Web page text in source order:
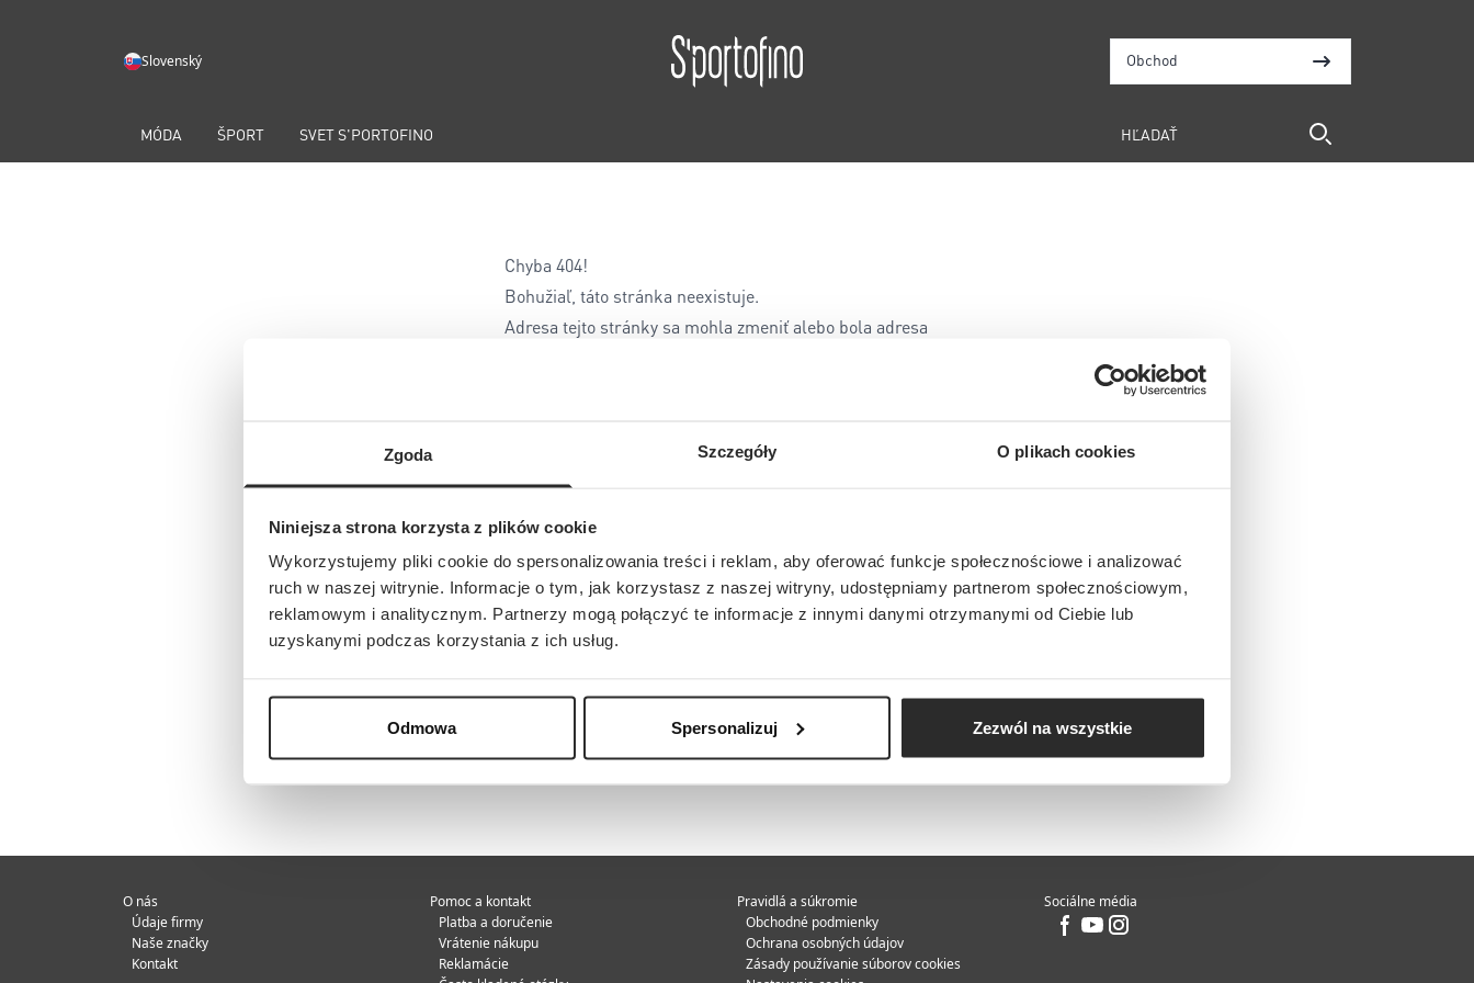
Zgoda Szczegóły O plikach cookies
Niniejsza strona korzysta z plików cookie
Wykorzystujemy pliki cookie do spersonalizowania treści i reklam, aby oferować funkcje społecznościowe i analizować
ruch w naszej witrynie. Informacje o tym, jak korzystasz z naszej witryny, udostępniamy partnerom społecznościowym,
reklamowym i analitycznym. Partnerzy mogą połączyć te informacje z innymi danymi otrzymanymi od Ciebie lub
uzyskanymi podczas korzystania z ich usług.
Odmowa Spersonalizuj Zezwól na wszystkie
Slovenský Obchod
MÓDA ŠPORT SVET S'PORTOFINO
Chyba 404!
Bohužiaľ, táto stránka neexistuje.
Adresa tejto stránky sa mohla zmeniť alebo bola adresa
O nás
Údaje firmy
Naše značky
Kontakt
Pomoc a kontakt
Platba a doručenie
Vrátenie nákupu
Reklamácie
Pravidlá a súkromie
Obchodné podmienky
Ochrana osobných údajov
Zásady používanie súborov cookies
Sociálne média